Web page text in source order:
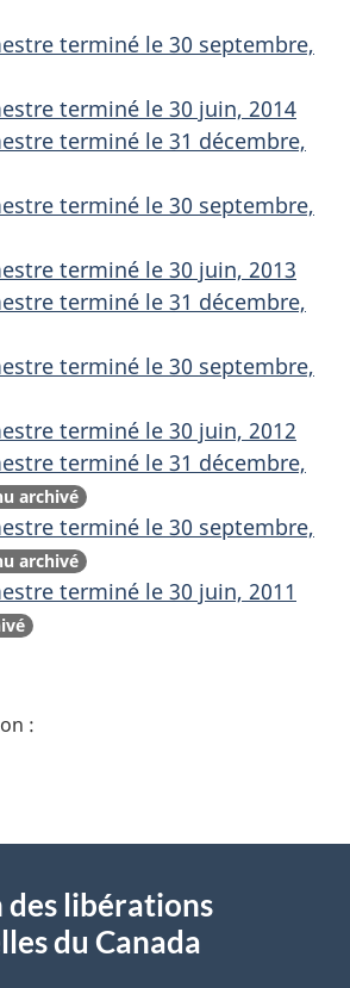
terminé le 30 septembre,
terminé le 30 juin, 2014
terminé le 31 décembre,
terminé le 30 septembre,
terminé le 30 juin, 2013
terminé le 31 décembre,
terminé le 30 septembre,
terminé le 30 juin, 2012
terminé le 31 décembre,
archivé
terminé le 30 septembre,
archivé
terminé le 30 juin, 2011
des libérations
du Canada